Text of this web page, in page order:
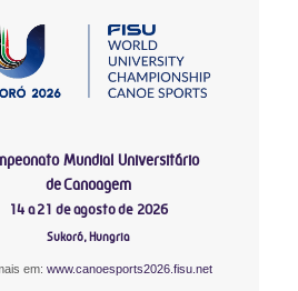
Mundial Universitário
de Canoagem
14 a 21 de agosto de 2026
Sukoró, Hungria
em:www.canoesports2026.fisu.net